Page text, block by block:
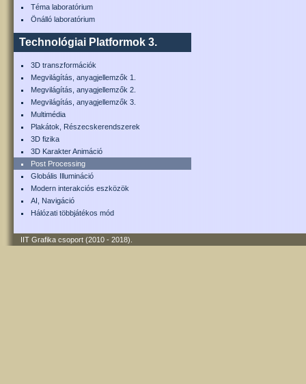
Téma laboratórium
Önálló laboratórium
Technológiai Platformok 3.
3D transzformációk
Megvilágítás, anyagjellemzők 1.
Megvilágítás, anyagjellemzők 2.
Megvilágítás, anyagjellemzők 3.
Multimédia
Plakátok, Részecskerendszerek
3D fizika
3D Karakter Animáció
Post Processing
Globális Illumináció
Modern interakciós eszközök
AI, Navigáció
Hálózati többjátékos mód
IIT Grafika csoport (2010 - 2018)